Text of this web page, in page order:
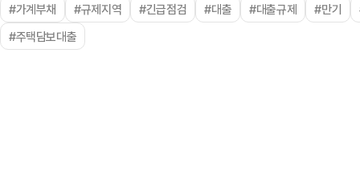
#가계부채 #규제지역 #긴급점검 #대출 #대출규제 #만기
#주택담보대출